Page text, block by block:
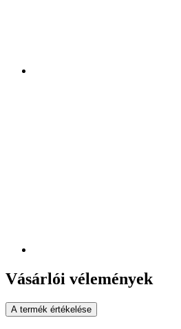
Vásárlói vélemények
A termék értékelése